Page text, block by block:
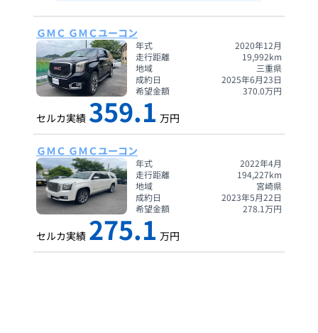
ＧＭＣ ＧＭＣユーコン
年式
2020年12月
走行距離
19,992km
地域
三重県
成約日
2025年6月23日
希望金額
370.0万円
セルカ実績 359.1 万円
ＧＭＣ ＧＭＣユーコン
年式
2022年4月
走行距離
194,227km
地域
宮崎県
成約日
2023年5月22日
希望金額
278.1万円
セルカ実績 275.1 万円